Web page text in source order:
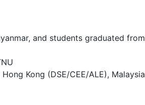
and students graduated from
Kong (DSE/CEE/ALE), Malaysia